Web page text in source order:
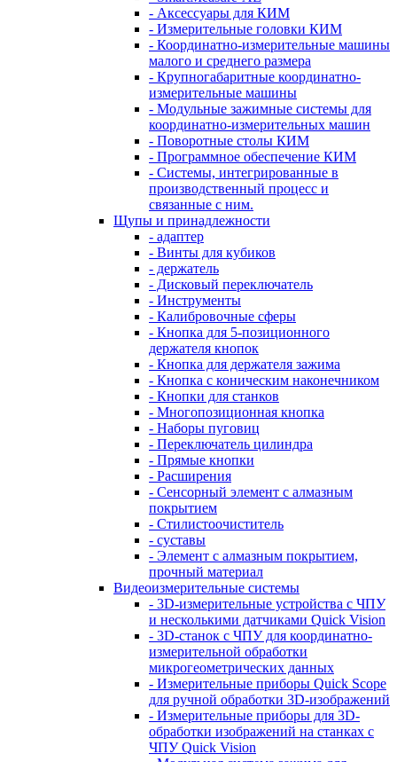
- Аксессуары для КИМ
- Измерительные головки КИМ
- Координатно-измерительные машины
малого и среднего размера
- Крупногабаритные координатно-
измерительные машины
- Модульные зажимные системы для
координатно-измерительных машин
- Поворотные столы КИМ
- Программное обеспечение КИМ
- Системы, интегрированные в
производственный процесс и
связанные с ним.
Щупы и принадлежности
- адаптер
- Винты для кубиков
- держатель
- Дисковый переключатель
- Инструменты
- Калибровочные сферы
- Кнопка для 5-позиционного
держателя кнопок
- Кнопка для держателя зажима
- Кнопка с коническим наконечником
- Кнопки для станков
- Многопозиционная кнопка
- Наборы пуговиц
- Переключатель цилиндра
- Прямые кнопки
- Расширения
- Сенсорный элемент с алмазным
покрытием
- Стилистоочиститель
- суставы
- Элемент с алмазным покрытием,
прочный материал
Видеоизмерительные системы
- 3D-измерительные устройства с ЧПУ
и несколькими датчиками Quick Vision
- 3D-станок с ЧПУ для координатно-
измерительной обработки
микрогеометрических данных
- Измерительные приборы Quick Scope
для ручной обработки 3D-изображений
- Измерительные приборы для 3D-
обработки изображений на станках с
ЧПУ Quick Vision